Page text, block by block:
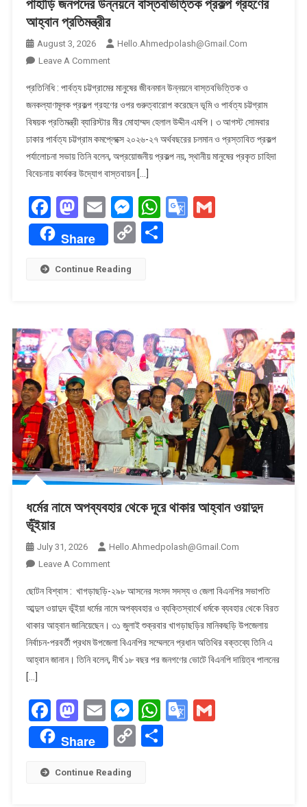
পাহাড়ি জনপদের উন্নয়নে বাস্তবভিত্তিক প্রকল্প গ্রহণের
আহ্বান প্রতিমন্ত্রীর
August 3, 2026
Hello.ahmedpolash@gmail.com
Leave A CommentOn
জনপদের
উন্নয়নে
বাস্তবভিত্তিক
প্রকল্প
গ্রহণের
আহ্বান
প্রতিনিধি : পার্বত্য চট্টগ্রামের মানুষের জীবনমান উন্নয়নে বাস্তবভিত্তিক ও
জনকল্যাণমূলক প্রকল্প গ্রহণের ওপর গুরুত্বারোপ করেছেন ভূমি ও পার্বত্য চট্টগ্রাম
বিষয়ক প্রতিমন্ত্রী ব্যারিস্টার মীর মোহাম্মদ হেলাল উদ্দীন এমপি। ৩ আগস্ট সোমবার
ঢাকার পার্বত্য চট্টগ্রাম কমপ্লেক্সে ২০২৬-২৭ অর্থবছরের চলমান ও প্রস্তাবিত প্রকল্প
পর্যালোচনা সভায় তিনি বলেন, অপ্রয়োজনীয় প্রকল্প নয়, স্থানীয় মানুষের প্রকৃত চাহিদা
বিবেচনায় কার্যকর উদ্যোগ বাস্তবায়ন […]
Facebook
Mastodon
EmailMessenger
WhatsApp
Google
Gmail
Share
CopyShare
Continue Reading
ধর্মের নামে অপব্যবহার থেকে দূরে থাকার আহ্বান ওয়াদুদ
ভূঁইয়ার
July 31, 2026
Hello.ahmedpolash@gmail.com
Leave A CommentOn
নামে
অপব্যবহার
থেকে
দূরে
থাকার
ভূঁইয়ার
ছোটন বিশ্বাস : খাগড়াছড়ি-২৯৮ আসনের সংসদ সদস্য ও জেলা বিএনপির সভাপতি
আব্দুল ওয়াদুদ ভূঁইয়া ধর্মের নামে অপব্যবহার ও ব্যক্তিস্বার্থে ধর্মকে ব্যবহার থেকে বিরত
থাকার আহ্বান জানিয়েছেন। ৩১ জুলাই শুক্রবার খাগড়াছড়ির মানিকছড়ি উপজেলায়
নির্বাচন-পরবর্তী প্রথম উপজেলা বিএনপির সম্মেলনে প্রধান অতিথির বক্তব্যে তিনি এ
আহ্বান জানান। তিনি বলেন, দীর্ঘ ১৮ বছর পর জনগণের ভোটে বিএনপি দায়িত্ব পালনের
[…]
Facebook
Mastodon
EmailMessenger
WhatsApp
Google
Gmail
Share
CopyShare
Continue Reading